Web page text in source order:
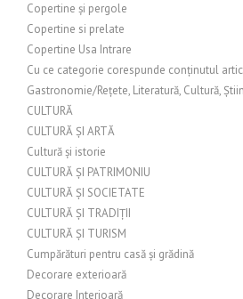
Copertine și pergole
Copertine si prelate
Copertine Usa Intrare
Cu ce categorie corespunde conținutul
Gastronomie/Rețete, Literatură, Cultură,
CULTURĂ
CULTURĂ ȘI ARTĂ
Cultură și istorie
CULTURĂ ȘI PATRIMONIU
CULTURĂ ȘI SOCIETATE
CULTURĂ ȘI TRADIȚII
CULTURĂ ȘI TURISM
Cumpărături pentru casă și grădină
Decorare exterioară
Decorare Interioară